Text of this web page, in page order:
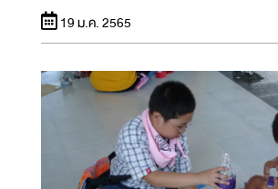
19 ม.ค. 2565